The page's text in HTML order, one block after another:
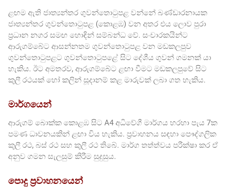
ළඟම ඇති ජාත්‍යන්තර ගුවන්තොටුපළ වන්නේ බණ්ඩාරනායක
ජාත්‍යන්තර ගුවන්තොටුපළ (කොළඹ) වන අතර එය ලොව පුරා
ප්‍රධාන නගර සමඟ හොඳින් සම්බන්ධ වේ. සංචාරකයින්ට
ආරුගම්බේට ආසන්නතම ගුවන්තොටුපළ වන මඩකලපුව
ගුවන්තොටුපළට ගුවන්තොටුපළේ සිට දේශීය ගුවන් ගමනක් යා
හැකිය. ඊට අමතරව, ආරුගම්බේට ළඟා වීමට මඩකලපුවේ සිට
කුලී රථයක් හෝ කලින් සූදානම් කළ මාරුවක් ලබා ගත හැකිය.
මාර්ගයෙන්
ආරුගම් බොක්ක කොළඹ සිට A4 අධිවේගී මාර්ගය හරහා පැය 7ක
පමණ ධාවනයකින් ළඟා විය හැකිය. ප්‍රවාහනය සඳහා පෞද්ගලික
කුලී රථ, බස් රථ සහ කුලී රථ තිබේ. මාර්ග තත්ත්වය පරීක්ෂා කර ඒ
අනුව ගමන සැලසුම් කිරීම සුදුසුය.
පොදු ප්‍රවාහනයෙන්